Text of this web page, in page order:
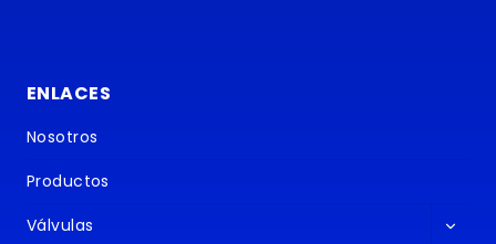
ENLACES
Nosotros
Productos
Válvulas